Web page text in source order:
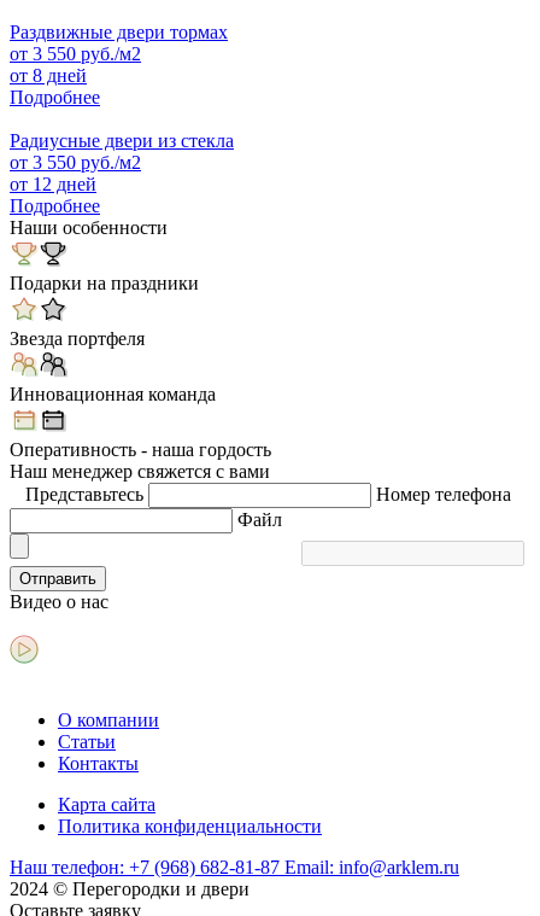
Раздвижные двери тормах
от 3 550 руб./м2
от 8 дней
Подробнее
Радиусные двери из стекла
от 3 550 руб./м2
от 12 дней
Подробнее
Наши особенности
Подарки на праздники
Звезда портфеля
Инновационная команда
Оперативность - наша гордость
Наш менеджер свяжется с вами
Представьтесь
Номер телефона
Файл
Отправить
Видео о нас
О компании
Статьи
Контакты
Карта сайта
Политика конфиденциальности
Наш телефон: +7 (968) 682-81-87 Email: info@arklem.ru
2024 © Перегородки и двери
Оставьте заявку